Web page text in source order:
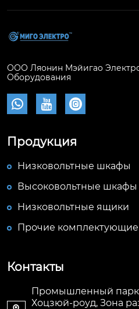
ООО Ляонин Мэйигао
Оборудования
  
Продукция
Низковольтные шкафы
Высоковольтные шкафы
Низковольтные ящики
Прочие комплектующие
Контакты
Промышленный
Хоцзюй-роуд, Зона